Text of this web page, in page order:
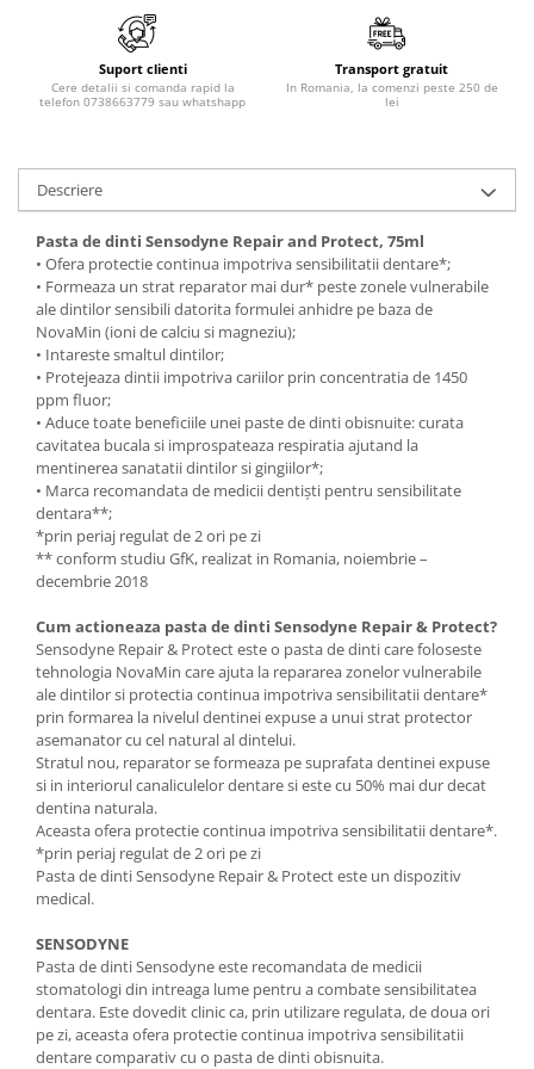
Produse pentru epilare
Produse pentru protectie solara
Servetele umede
Bureti de baie
Machiaj
Mascara
Creion si tus ochi
Ruj si creion buze
Produse stilizare sprancene
Aplicatoare si pensule machiaj
Accesorii machiaj
Igiena dentara
Periute de dinti
Pasta de dinti
Apa de gura
Ata dentara
Adeziv dentar si ingrijire proteza
Igiena intima
Tampoane si absorbante
Geluri si deodorante igiena intima
Produse manichiura & pedichiura
Oja si lac de unghii
Accesorii manichiura & pedichiura
Scutece adulti
Seturi cadou
Suport clienti
Cere detalii si comanda rapid la
telefon 0738663779 sau whatshapp
Transport gratuit
In Romania, la comenzi peste 250 de
lei
Descriere
Pasta de dinti Sensodyne Repair and Protect, 75ml
• Ofera protectie continua impotriva sensibilitatii dentare*;
• Formeaza un strat reparator mai dur* peste zonele vulnerabile
ale dintilor sensibili datorita formulei anhidre pe baza de
NovaMin (ioni de calciu si magneziu);
• Intareste smaltul dintilor;
• Protejeaza dintii impotriva cariilor prin concentratia de 1450
ppm fluor;
• Aduce toate beneficiile unei paste de dinti obisnuite: curata
cavitatea bucala si improspateaza respiratia ajutand la
mentinerea sanatatii dintilor si gingiilor*;
• Marca recomandata de medicii dentişti pentru sensibilitate
dentara**;
*prin periaj regulat de 2 ori pe zi
** conform studiu GfK, realizat in Romania, noiembrie –
decembrie 2018
Cum actioneaza pasta de dinti Sensodyne Repair & Protect?
Sensodyne Repair & Protect este o pasta de dinti care foloseste
tehnologia NovaMin care ajuta la repararea zonelor vulnerabile
ale dintilor si protectia continua impotriva sensibilitatii dentare*
prin formarea la nivelul dentinei expuse a unui strat protector
asemanator cu cel natural al dintelui.
Stratul nou, reparator se formeaza pe suprafata dentinei expuse
si in interiorul canaliculelor dentare si este cu 50% mai dur decat
dentina naturala.
Aceasta ofera protectie continua impotriva sensibilitatii dentare*.
*prin periaj regulat de 2 ori pe zi
Pasta de dinti Sensodyne Repair & Protect este un dispozitiv
medical.
SENSODYNE
Pasta de dinti Sensodyne este recomandata de medicii
stomatologi din intreaga lume pentru a combate sensibilitatea
dentara. Este dovedit clinic ca, prin utilizare regulata, de doua ori
pe zi, aceasta ofera protectie continua impotriva sensibilitatii
dentare comparativ cu o pasta de dinti obisnuita.